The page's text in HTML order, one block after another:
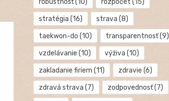
robustnosť(10) rozpočet (15)
stratégia (16) strava (8)
taekwon-do (10) transparentnosť(9)
vzdelávanie (10) výživa (10)
zakladanie firiem (11) zdravie (6)
zdravá strava (7) zodpovednosť(7)